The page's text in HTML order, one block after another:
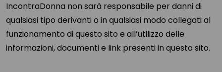
IncontraDonna non sarà responsabile per danni di
qualsiasi tipo derivanti o in qualsiasi modo collegati al
funzionamento di questo sito e all’utilizzo delle
informazioni, documenti e link presenti in questo sito.